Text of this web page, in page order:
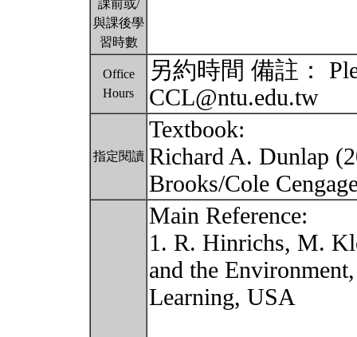
課前或/
與課後學
習時數
Office
Hours
另約時間 備註：
CCL@ntu.edu.tw
指定閱讀
Textbook:
Richard A. Dunlap
Brooks/Cole
Main Reference:
1. R. Hinrichs, M.
and the
Learning, USA